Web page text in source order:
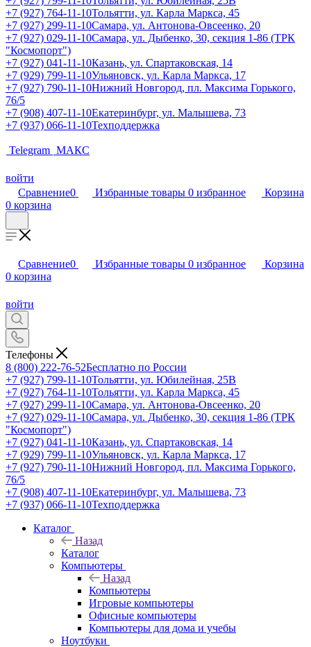
+7 (927) 764-11-10Тольятти, ул. Карла Маркса, 45
+7 (927) 299-11-10Самара, ул. Антонова-Овсеенко, 20
+7 (927) 029-11-10Самара, ул. Дыбенко, 30, секция 1-86 (ТРК
"Космопорт")
+7 (927) 041-11-10Казань, ул. Спартаковская, 14
+7 (929) 799-11-10Ульяновск, ул. Карла Маркса, 17
+7 (927) 790-11-10Нижний Новгород, пл. Максима Горького,
76/5
+7 (908) 407-11-10Екатеринбург, ул. Малышева, 73
+7 (937) 066-11-10Техподдержка
Telegram МАКС
войти
Сравнение0 Избранные товары 0 избранное
Корзина
0 корзина
Сравнение0 Избранные товары 0 избранное
Корзина
0 корзина
войти
Телефоны
8 (800) 222-76-52Бесплатно по России
+7 (927) 799-11-10Тольятти, ул. Юбилейная, 25В
+7 (927) 764-11-10Тольятти, ул. Карла Маркса, 45
+7 (927) 299-11-10Самара, ул. Антонова-Овсеенко, 20
+7 (927) 029-11-10Самара, ул. Дыбенко, 30, секция 1-86 (ТРК
"Космопорт")
+7 (927) 041-11-10Казань, ул. Спартаковская, 14
+7 (929) 799-11-10Ульяновск, ул. Карла Маркса, 17
+7 (927) 790-11-10Нижний Новгород, пл. Максима Горького,
76/5
+7 (908) 407-11-10Екатеринбург, ул. Малышева, 73
+7 (937) 066-11-10Техподдержка
Каталог
Назад
Каталог
Компьютеры
Назад
Компьютеры
Игровые компьютеры
Офисные компьютеры
Компьютеры для дома и учебы
Ноутбуки